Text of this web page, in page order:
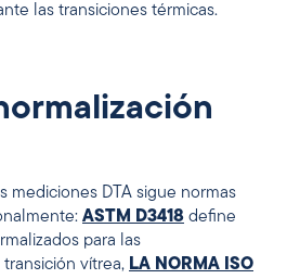
las transiciones térmicas.
mediciones DTA sigue normas
ASTM D3418 define
para las
vítrea, LA NORMA ISO